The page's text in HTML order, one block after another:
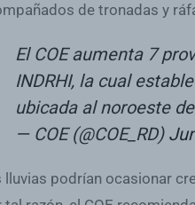
de tronadas y
El COE aumenta 7
INDRHI, la cual
ubicada al noroeste
— COE (@COE_RD)
lluvias podrían ocasionar